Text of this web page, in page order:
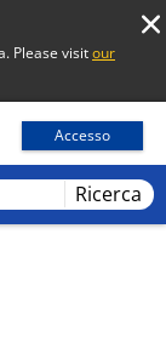
Please visitour
Accesso
Ricerca